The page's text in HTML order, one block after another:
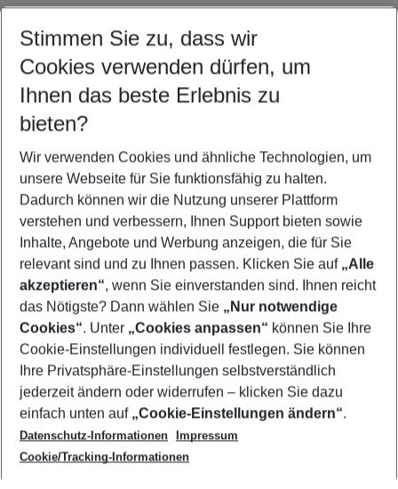
Ändern Sie Ihre Kriterien nach Ihren Wünschen
Abflughafen wählen
Beliebiger Abflughafen
Reisezeitraum wählen
10.08.26– 08.08.27 5-8 Nächte
2 Erwachsene Keine Kinder
Mehr Filter anzeigen
Footer
Footer navigation
Über uns
AGB
Cookie-Einstellungen ändern
Cookie-Richtlinie
Datenschutz
Service & Hilfe
Barrierefreies Reisen
Check-in
Folgen Sie uns
Stimmen Sie zu, dass wir
Cookies verwenden dürfen, um
Ihnen das beste Erlebnis zu
bieten?
Wir verwenden Cookies und ähnliche Technologien, um
unsere Webseite für Sie funktionsfähig zu halten.
Dadurch können wir die Nutzung unserer Plattform
verstehen und verbessern, Ihnen Support bieten sowie
Inhalte, Angebote und Werbung anzeigen, die für Sie
relevant sind und zu Ihnen passen. Klicken Sie auf „Alle
akzeptieren“, wenn Sie einverstanden sind. Ihnen reicht
das Nötigste? Dann wählen Sie „Nur notwendige
Cookies“. Unter „Cookies anpassen“ können Sie Ihre
Cookie-Einstellungen individuell festlegen. Sie können
Ihre Privatsphäre-Einstellungen selbstverständlich
jederzeit ändern oder widerrufen – klicken Sie dazu
einfach unten auf „Cookie-Einstellungen ändern“.
Datenschutz-Informationen
Impressum
Cookie/Tracking-Informationen